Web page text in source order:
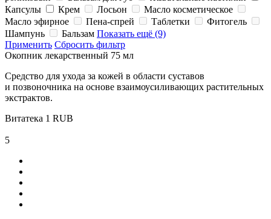
Капсулы
Крем Лосьон
Масло косметическое
Масло эфирное
Пена-спрей Таблетки
Фитогель
Шампунь
Бальзам Показать ещё (9)
Применить Сбросить фильтр
Окопник лекарственный 75 мл
Средство для ухода за кожей в области суставов
и позвоночника на основе взаимоусиливающих растительных
экстрактов.
Витатека 1 RUB
5